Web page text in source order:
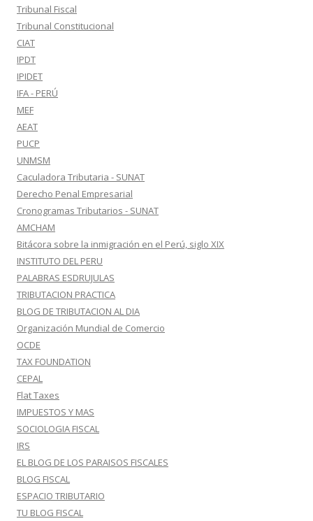
Tribunal Fiscal
Tribunal Constitucional
CIAT
IPDT
IPIDET
IFA - PERÚ
MEF
AEAT
PUCP
UNMSM
Caculadora Tributaria - SUNAT
Derecho Penal Empresarial
Cronogramas Tributarios - SUNAT
AMCHAM
Bitácora sobre la inmigración en el Perú, siglo XIX
INSTITUTO DEL PERU
PALABRAS ESDRUJULAS
TRIBUTACION PRACTICA
BLOG DE TRIBUTACION AL DIA
Organización Mundial de Comercio
OCDE
TAX FOUNDATION
CEPAL
Flat Taxes
IMPUESTOS Y MAS
SOCIOLOGIA FISCAL
IRS
EL BLOG DE LOS PARAISOS FISCALES
BLOG FISCAL
ESPACIO TRIBUTARIO
TU BLOG FISCAL